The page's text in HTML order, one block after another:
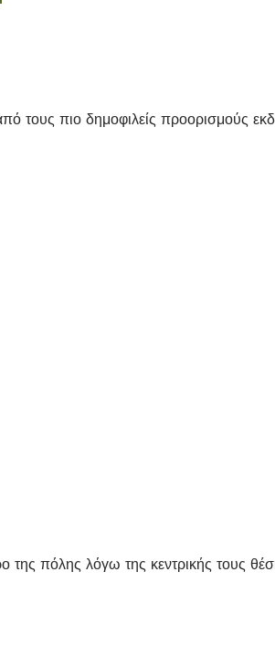
τους πιο δημοφιλείς προορισμούς
πόλης λόγω της κεντρικής τους